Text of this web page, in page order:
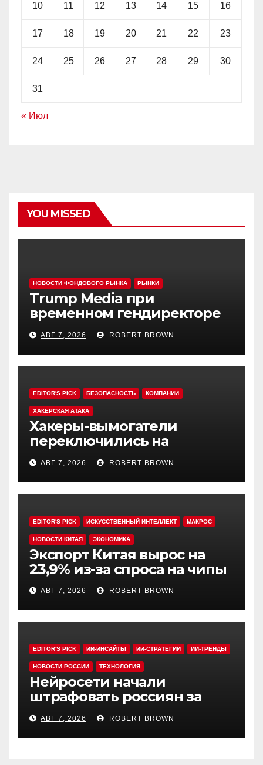
10 11 12 13 14 15 16
17 18 19 20 21 22 23
24 25 26 27 28 29 30
31
« Июл
YOU MISSED
НОВОСТИ ФОНДОВОГО РЫНКА РЫНКИ
Trump Media при
временном гендиректоре
МакГерне сократила число
сделок с криптовалютами
АВГ 7, 2026 ROBERT BROWN
EDITOR'S PICK БЕЗОПАСНОСТЬ КОМПАНИИ
ХАКЕРСКАЯ АТАКА
Хакеры-вымогатели
переключились на
инвестфонды с Уолл-стрит
АВГ 7, 2026 ROBERT BROWN
EDITOR'S PICK ИСКУССТВЕННЫЙ ИНТЕЛЛЕКТ МАКРОС
НОВОСТИ КИТАЯ ЭКОНОМИКА
Экспорт Китая вырос на
23,9% из-за спроса на чипы
АВГ 7, 2026 ROBERT BROWN
EDITOR'S PICK ИИ-ИНСАЙТЫ ИИ-СТРАТЕГИИ ИИ-ТРЕНДЫ
НОВОСТИ РОССИИ ТЕХНОЛОГИЯ
Нейросети начали
штрафовать россиян за
борщевик
АВГ 7, 2026 ROBERT BROWN